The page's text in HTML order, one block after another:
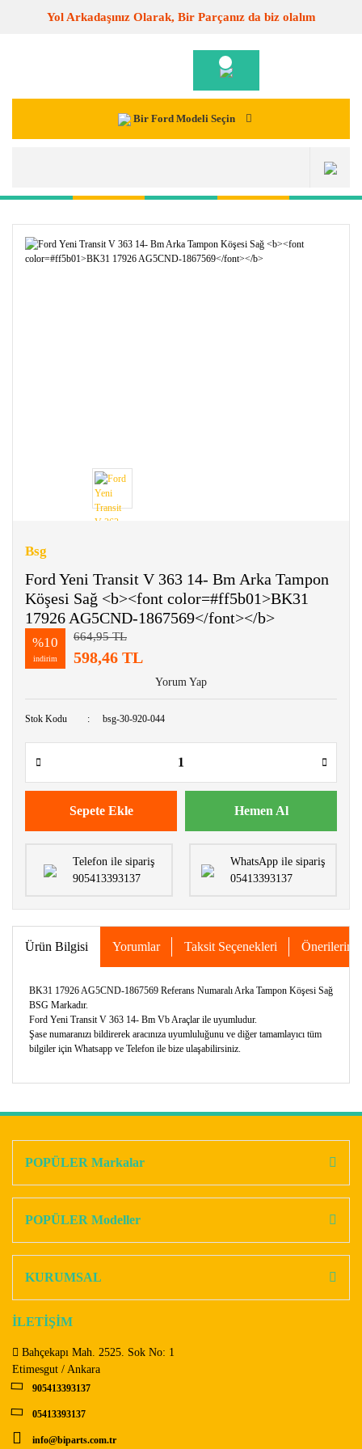
Yol Arkadaşınız Olarak, Bir Parçanız da biz olalım
Bir Ford Modeli Seçin
Bsg
Ford Yeni Transit V 363 14- Bm Arka Tampon
Köşesi Sağ <b><font color=#ff5b01>BK31
17926 AG5CND-1867569</font></b>
%10
indirim
664,95 TL
598,46 TL
Yorum Yap
Stok Kodu bsg-30-920-044
Sepete Ekle Hemen Al
Telefon ile sipariş
905413393137
WhatsApp ile sipariş
05413393137
Ürün Bilgisi Yorumlar Taksit Seçenekleri Önerileriniz
BK31 17926 AG5CND-1867569 Referans Numaralı Arka Tampon Köşesi Sağ
BSG Markadır.
Ford Yeni Transit V 363 14- Bm Vb Araçlar ile uyumludur.
Şase numaranızı bildirerek aracınıza uyumluluğunu ve diğer tamamlayıcı tüm
bilgiler için Whatsapp ve Telefon ile bize ulaşabilirsiniz.
Ürün açıklamasında eksik bilgiler bulunuyor.
Bu ürüne benzer farklı alternatifler olmalı.
POPÜLER Markalar
POPÜLER Modeller
KURUMSAL
İLETİŞİM
Bahçekapı Mah. 2525. Sok No: 1
Etimesgut / Ankara
905413393137
05413393137
info@biparts.com.tr